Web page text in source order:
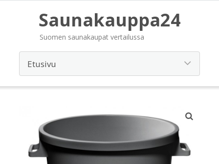
Saunakauppa24
Suomen saunakaupat vertailussa